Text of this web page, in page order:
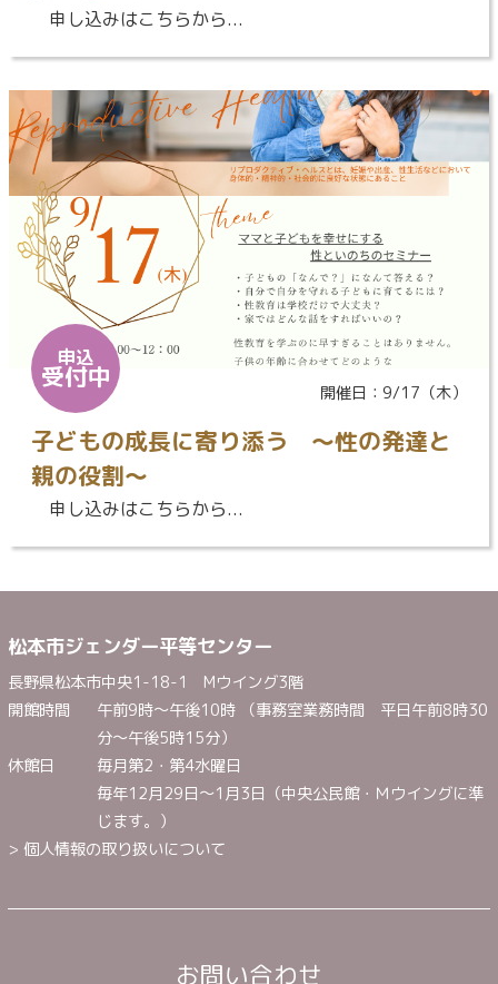
申し込みはこちらから...
申込
受付中 開催日：9/17（木）
子どもの成長に寄り添う ～性の発達と
親の役割～
申し込みはこちらから...
松本市ジェンダー平等センター
長野県松本市中央1-18-1 Mウイング3階
開館時間
午前9時～午後10時 （事務室業務時間 平日午前8時30
分～午後5時15分）
休館日
毎月第2・第4水曜日
毎年12月29日～1月3日（中央公民館・Ｍウイングに準
じます。）
> 個人情報の取り扱いについて
お問い合わせ